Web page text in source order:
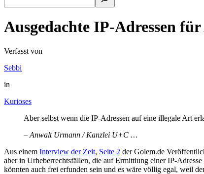
Ausgedachte IP-Adressen
Verfasst von
Sebbi
in
Kurioses
Aber selbst wenn die IP-Adressen auf eine illegale Art
– Anwalt Urmann / Kanzlei U+C …
Aus einem Interview der Zeit, Seite 2 der Golem.de
aber in Urheberrechtsfällen, die auf Ermittlung einer IP-
könnten auch frei erfunden sein und es wäre völlig egal, weil